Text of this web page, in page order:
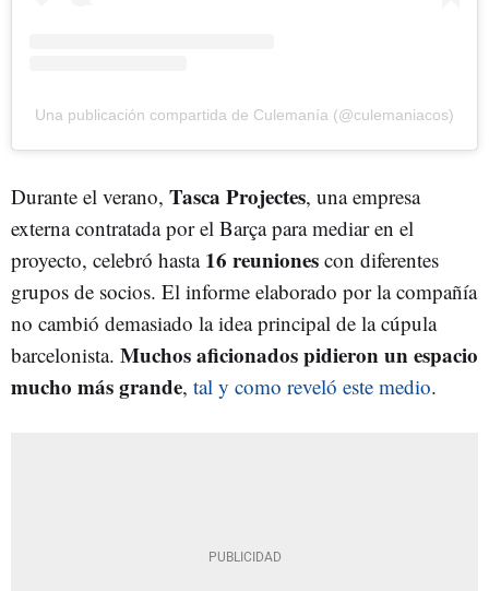
Una publicación compartida de Culemanía (@culemaniacos)
Durante el verano, Tasca Projectes, una empresa
externa contratada por el Barça para mediar en el
proyecto, celebró hasta 16 reuniones con diferentes
grupos de socios. El informe elaborado por la compañía
no cambió demasiado la idea principal de la cúpula
barcelonista. Muchos aficionados pidieron un espacio
mucho más grande, tal y como reveló este medio.